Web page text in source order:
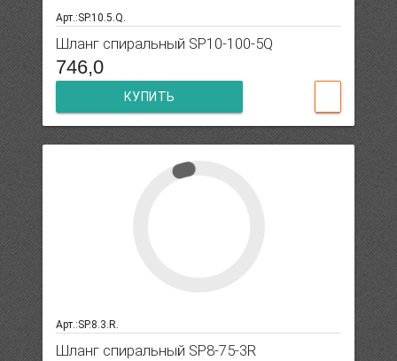
Арт.:SP.10.5.Q.
Шланг спиральный SP10-100-5Q
746,0
КУПИТЬ
Арт.:SP.8.3.R.
Шланг спиральный SP8-75-3R